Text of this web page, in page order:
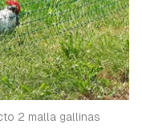
2 malla gallinas